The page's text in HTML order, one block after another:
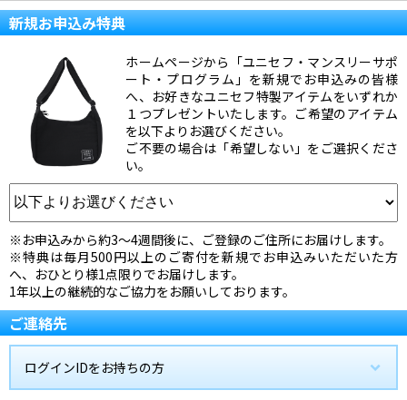
新規お申込み特典
ホームページから「ユニセフ・マンスリーサポ
ート・プログラム」を新規でお申込みの皆様
へ、お好きなユニセフ特製アイテムをいずれか
１つプレゼントいたします。ご希望のアイテム
を以下よりお選びください。
ご不要の場合は「希望しない」をご選択くださ
い。
※お申込みから約3～4週間後に、ご登録のご住所にお届けします。
※特典は毎月500円以上のご寄付を新規でお申込みいただいた方
へ、おひとり様1点限りでお届けします。
1年以上の継続的なご協力をお願いしております。
ご連絡先
ログインIDをお持ちの方